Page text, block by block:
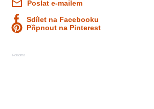
Poslat e-mailem
Sdílet na Facebooku
Připnout na Pinterest
Reklama